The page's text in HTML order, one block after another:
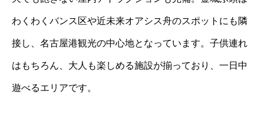
わくわくバンス区や近未来オアシス舟のスポットにも隣
接し、名古屋港観光の中心地となっています。子供連れ
はもちろん、大人も楽しめる施設が揃っており、一日中
遊べるエリアです。